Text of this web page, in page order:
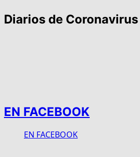
Diarios de Coronavirus
EN FACEBOOK
EN FACEBOOK